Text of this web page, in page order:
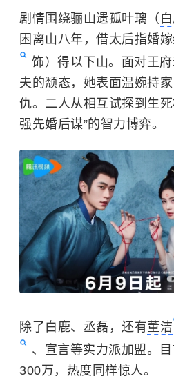
剧情围绕骊山遗孤叶璃（
困离山八年，借太后指婚
饰）得以下山。面对王府
夫的颓态，她表面温婉持
仇。二人从相互试探到生
强先婚后谋”的智力博弈。
除了白鹿、丞磊，还有董洁
、宣言等实力派加盟。
300万，热度同样惊人。